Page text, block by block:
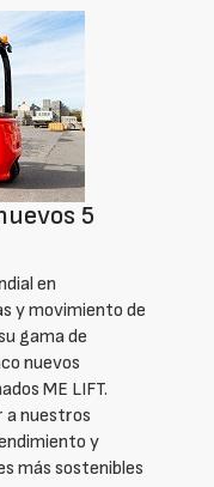
5
en
y movimiento de
gama de
nuevos
ME LIFT.
a nuestros
y
más sostenibles